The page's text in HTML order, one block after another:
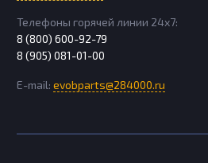
Телефоны горячей линии 24х7:
8 (800) 600-92-79
8 (905) 081-01-00
E-mail: evobparts@284000.ru